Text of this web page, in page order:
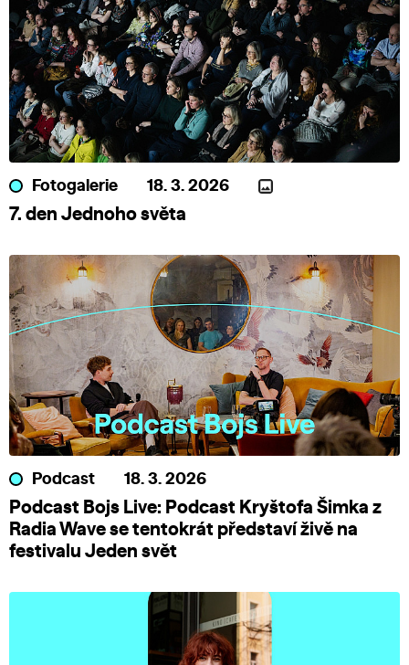
Fotogalerie 18. 3. 2026
7. den Jednoho světa
Podcast 18. 3. 2026
Podcast Bojs Live: Podcast Kryštofa Šimka z
Radia Wave se tentokrát představí živě na
festivalu Jeden svět